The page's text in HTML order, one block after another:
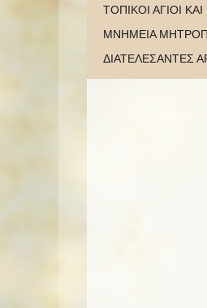
ΤΟΠΙΚΟΙ ΑΓΙΟΙ
ΜΝΗΜΕΙΑ
ΔΙΑΤΕΛΕΣΑΝΤΕΣ